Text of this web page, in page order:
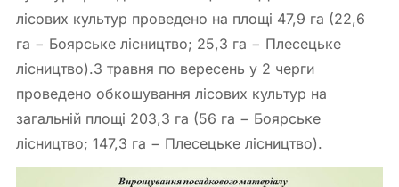
лісових культур проведено на площі 47,9 га (22,6
га − Боярське лісництво; 25,3 га − Плесецьке
лісництво).З травня по вересень у 2 черги
проведено обкошування лісових культур на
загальній площі 203,3 га (56 га − Боярське
лісництво; 147,3 га − Плесецьке лісництво).